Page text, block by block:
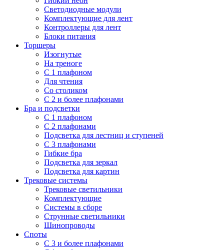
Светодиодные модули
Комплектующие для лент
Контроллеры для лент
Блоки питания
Торшеры
Изогнутые
На треноге
С 1 плафоном
Для чтения
Со столиком
С 2 и более плафонами
Бра и подсветки
С 1 плафоном
С 2 плафонами
Подсветка для лестниц и ступеней
С 3 плафонами
Гибкие бра
Подсветка для зеркал
Подсветка для картин
Трековые системы
Трековые светильники
Комплектующие
Системы в сборе
Струнные светильники
Шинопроводы
Споты
С 3 и более плафонами